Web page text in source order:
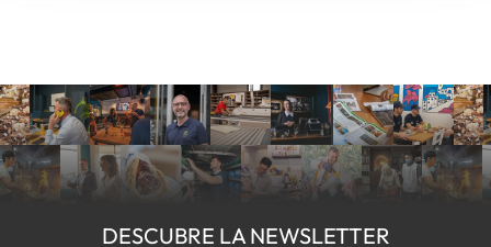
DESCUBRE LA NEWSLETTER